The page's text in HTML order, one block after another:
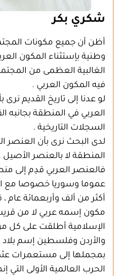
شكري بكر
أظن أن جميع مكونات
وطنية بإستثناء المكون
الغالبية العظمى من
فيه المكون العربي .
لو عدنا إلى تاريخ القديم نرى
العربي في المنطقة بجانبه
السجلات التاريخية .
لدى البحث نرى بأن العنصر
المنطقة لا بالعنصر الأصيل
فالعنصر العربي قدِم إلى
عموما وسوريا خصوصا مع
أكثر من ألف وأربعمائة عام
مكون إسمه عربي لا من
الإسلامية أطلقت على كل
والأردن وفلسطين إسم بلاد
بمجملها إلى مستعمرات
الحرب العالمية الأولى التي